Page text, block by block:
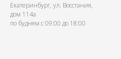
Екатеринбург, ул. Восстания,
дом 114а
по будням с 09:00 до 18:00